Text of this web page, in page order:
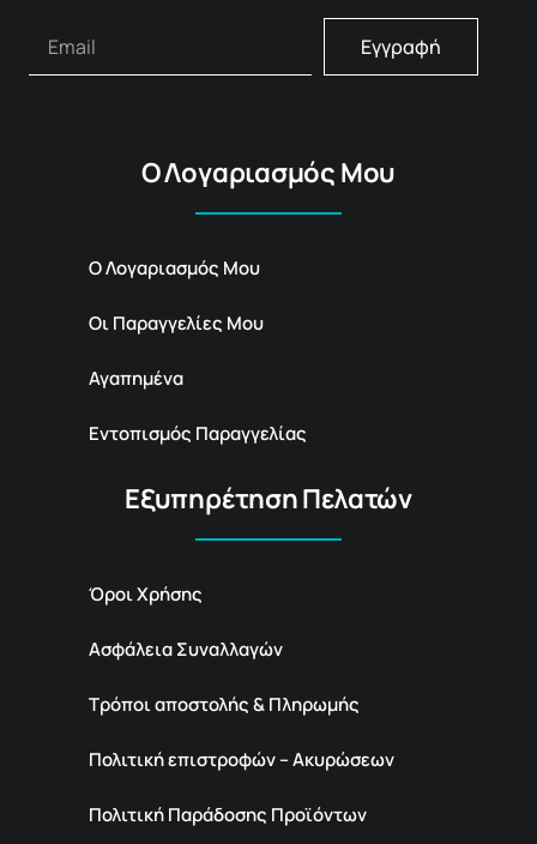
Εγγραφή
Ο Λογαριασμός Μου
Ο Λογαριασμός Μου
Οι Παραγγελίες Μου
Αγαπημένα
Εντοπισμός Παραγγελίας
Εξυπηρέτηση Πελατών
Όροι Χρήσης
Ασφάλεια Συναλλαγών
Τρόποι αποστολής & Πληρωμής
Πολιτική επιστροφών – Ακυρώσεων
Πολιτική Παράδοσης Προϊόντων